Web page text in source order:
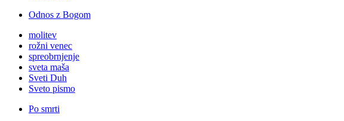
Odnos z Bogom
molitev
rožni venec
spreobrnjenje
sveta maša
Sveti Duh
Sveto pismo
Po smrti